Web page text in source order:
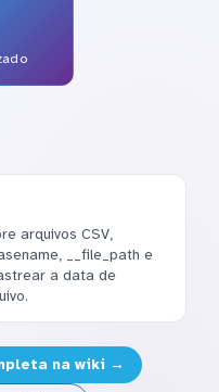
arquivos CSV,
__file_path e
a data de
na wiki →